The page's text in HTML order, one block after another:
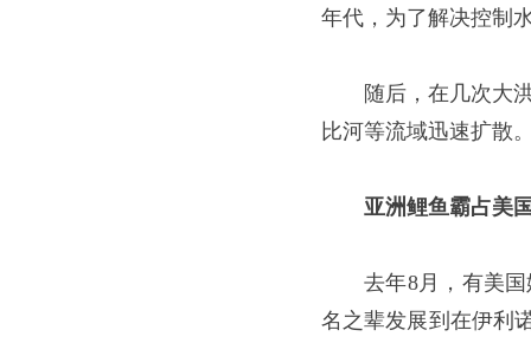
年代，为了解决控制
随后，在几次大
比河等流域迅速扩散
亚洲鲤鱼霸占美
去年8月，有美
名之辈发展到在伊利